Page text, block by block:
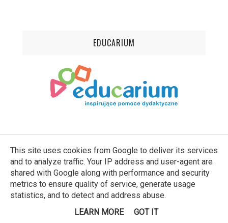
EDUCARIUM
SUBSKRYBUJ
INSTAGRAM
This site uses cookies from Google to deliver its services
and to analyze traffic. Your IP address and user-agent are
shared with Google along with performance and security
metrics to ensure quality of service, generate usage
statistics, and to detect and address abuse.
LEARN MORE
GOT IT